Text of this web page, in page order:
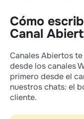
Cómo
Canal
Canales Abiertos
desde los canales
primero desde el
nuestros chats: el
cliente.